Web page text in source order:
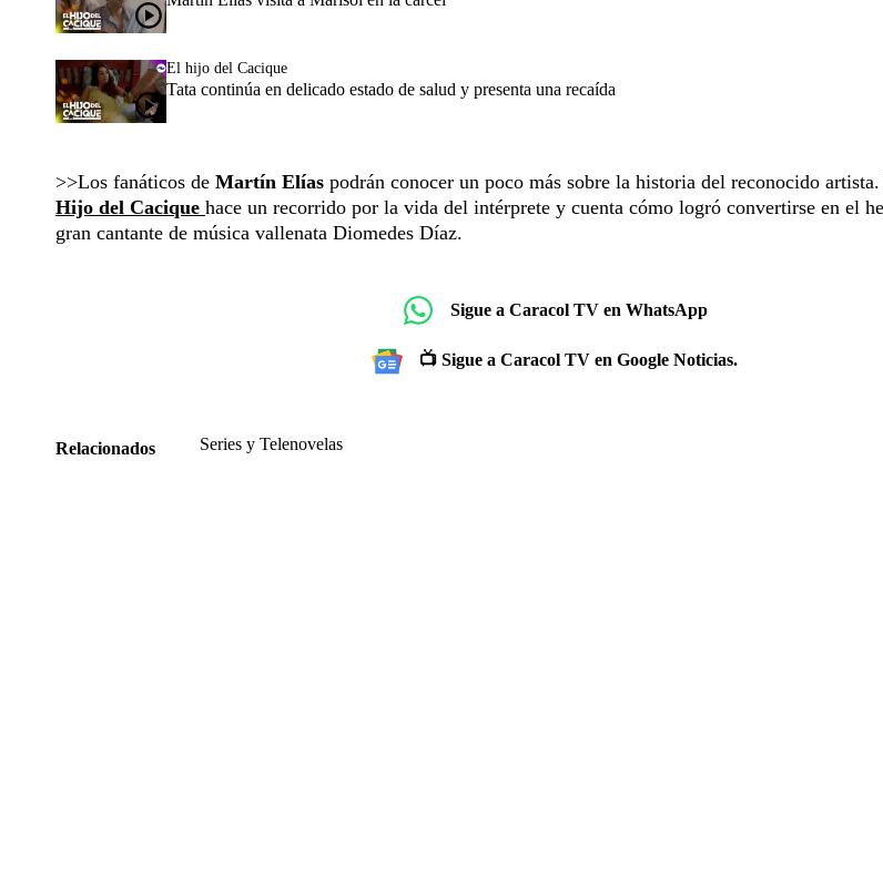
El hijo del Cacique
Tata continúa en delicado estado de salud y presenta una recaída
>>Los fanáticos de Martín Elías podrán conocer un poco más sobre la historia del reconocido
Hijo del Cacique hace un recorrido por la vida del intérprete y cuenta cómo logró convertirse en el
gran cantante de música vallenata Diomedes Díaz.
Sigue a Caracol TV en WhatsApp
📺 Sigue a Caracol TV en Google Noticias.
Relacionados Series y Telenovelas